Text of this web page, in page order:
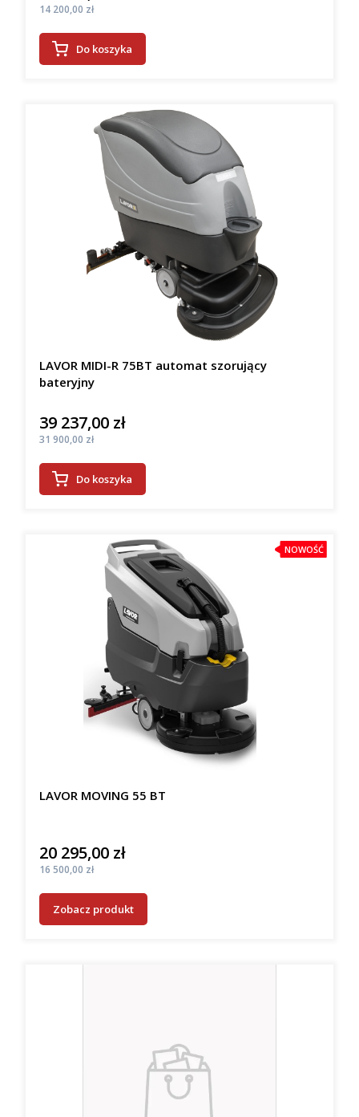
Cena
14 200,00 zł
Do koszyka
LAVOR MIDI-R 75BT automat szorujący
bateryjny
Cena
39 237,00 zł
Cena
31 900,00 zł
Do koszyka
NOWOŚĆ
LAVOR MOVING 55 BT
Cena
20 295,00 zł
Cena
16 500,00 zł
Zobacz produkt